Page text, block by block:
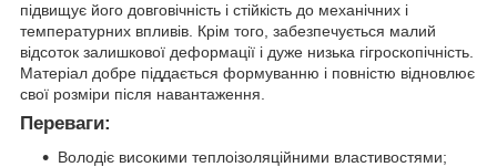
підвищує його довговічність і стійкість до механічних і
температурних впливів. Крім того, забезпечується малий
відсоток залишкової деформації і дуже низька гігроскопічність.
Матеріал добре піддається формуванню і повністю відновлює
свої розміри після навантаження.
Переваги:
Володіє високими теплоізоляційними властивостями;